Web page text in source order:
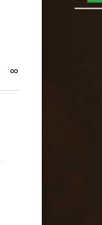
∞